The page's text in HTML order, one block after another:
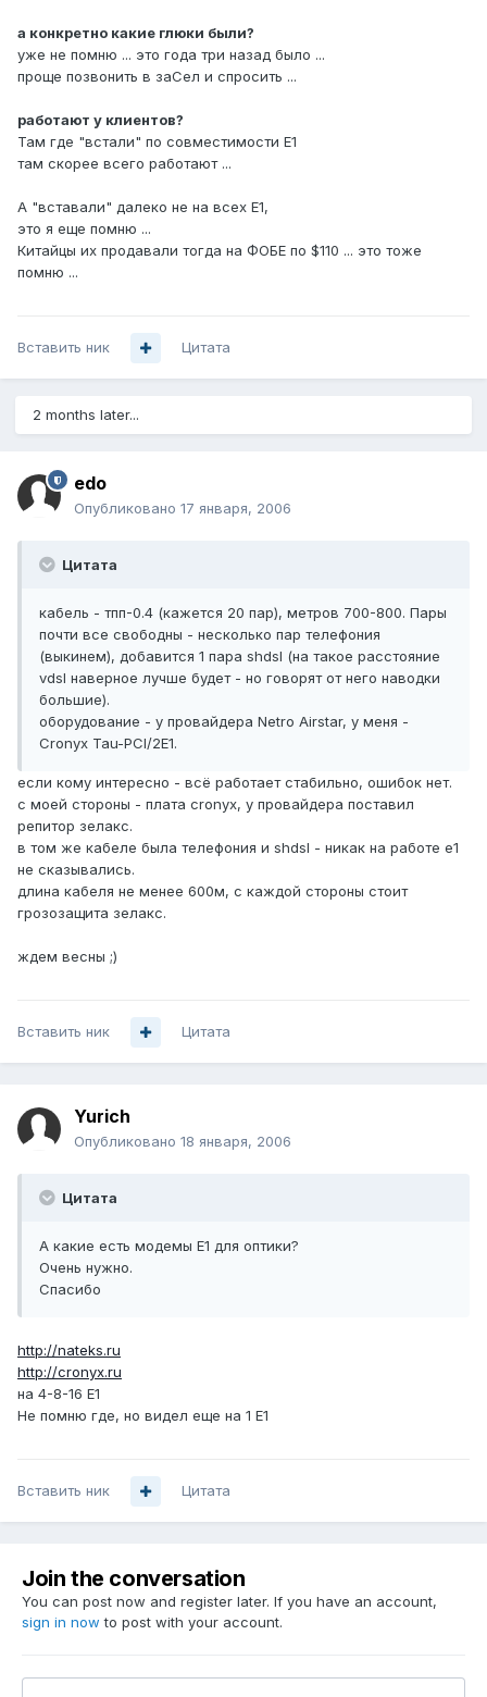
а конкретно какие глюки были?
уже не помню ... это года три назад было ...
проще позвонить в заСел и спросить ...
работают у клиентов?
Там где "встали" по совместимости E1
там скорее всего работают ...
А "вставали" далеко не на всех E1,
это я еще помню ...
Китайцы их продавали тогда на ФОБЕ по $110 ... это тоже
помню ...
Вставить ник Цитата
2 months later...
edo
Опубликовано 17 января, 2006
Цитата
кабель - тпп-0.4 (кажется 20 пар), метров 700-800. Пары
почти все свободны - несколько пар телефония
(выкинем), добавится 1 пара shdsl (на такое расстояние
vdsl наверное лучше будет - но говорят от него наводки
большие).
оборудование - у провайдера Netro Airstar, у меня -
Cronyx Tau-PCI/2E1.
если кому интересно - всё работает стабильно, ошибок нет.
с моей стороны - плата cronyx, у провайдера поставил
репитор зелакс.
в том же кабеле была телефония и shdsl - никак на работе e1
не сказывались.
длина кабеля не менее 600м, с каждой стороны стоит
грозозащита зелакс.
ждем весны ;)
Вставить ник Цитата
Yurich
Опубликовано 18 января, 2006
Цитата
А какие есть модемы Е1 для оптики?
Очень нужно.
Спасибо
http://nateks.ru
http://cronyx.ru
на 4-8-16 Е1
Не помню где, но видел еще на 1 Е1
Вставить ник Цитата
Join the conversation
You can post now and register later. If you have an account,
sign in now to post with your account.